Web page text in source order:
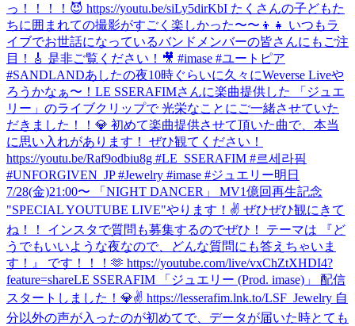
っ！！！！😈 https://youtu.be/siLy5dirKbI たくさんの子どもた
ちに囲まれての撮影がすごく楽しかった〜〜👦👧 いつもラ
イブでお世話になっているバンドメンバーの皆さんにもご注
目！🎸 是非ご覧ください！🎥 #imase #ユートピア
#SANDLANDあしたの夜10時ぐらいに久々にWeverse Liveや
ろうかなぁ〜！ LE SSERAFIMさんに楽曲提供した 「ジュエ
リー」のライブクリップで 光栄なことにご一緒させていた
だきました！！💎 初めて楽曲提供させて頂いた曲で、本当
に思い入れがあります！ ぜひ観てください！
https://youtu.be/Raf9odbiu8g #LE_SSERAFIM #르세라핌
#UNFORGIVEN_JP #Jewelry #imase #ジュエリー明日
7/28(金)21:00〜 「NIGHT DANCER」 MV1億回再生記念
"SPECIAL YOUTUBE LIVE"やります！✌️ ぜひぜひ観にきて
ね！！ インスタで質問も募集するのでぜひ！ テーマは 『ど
うでもいいような夜なので、どんな質問にも答えちゃいま
す！』 です！！！🫶 https://youtube.com/live/vxChZtXHDI4?
feature=shareLE SSERAFIM 「ジュエリー (Prod. imase)」 配信
スタートしました！💎✌️ https://lesserafim.lnk.to/LSF_Jewelry 自
分以外の声が入ったのが初めてで、データが届いた時とても